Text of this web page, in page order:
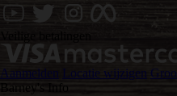
Veilige betalingen
Aanmelden Locatie wijzigen
Barney's Info